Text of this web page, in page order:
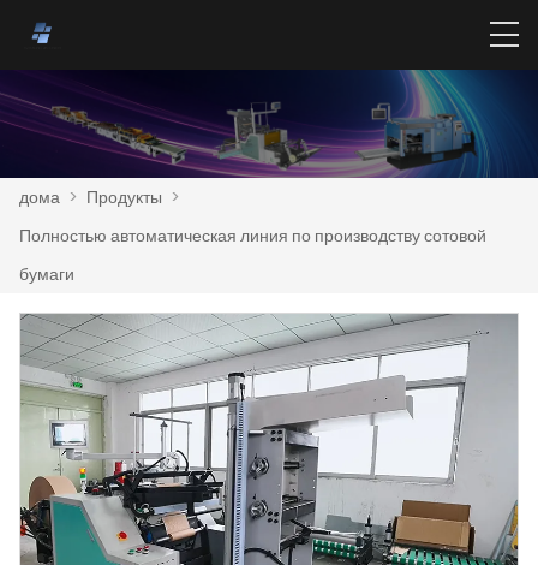
дома > Продукты >
Полностью автоматическая линия по производству сотовой
бумаги